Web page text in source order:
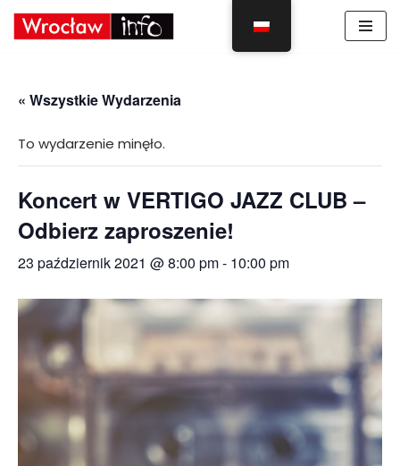
treści
« Wszystkie Wydarzenia
To wydarzenie minęło.
Koncert w VERTIGO JAZZ CLUB –
Odbierz zaproszenie!
23 październik 2021 @ 8:00 pm- 10:00 pm